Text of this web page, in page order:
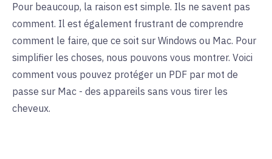
Pour beaucoup, la raison est simple. Ils ne savent pas
comment. Il est également frustrant de comprendre
comment le faire, que ce soit sur Windows ou Mac. Pour
simplifier les choses, nous pouvons vous montrer. Voici
comment vous pouvez protéger un PDF par mot de
passe sur Mac - des appareils sans vous tirer les
cheveux.